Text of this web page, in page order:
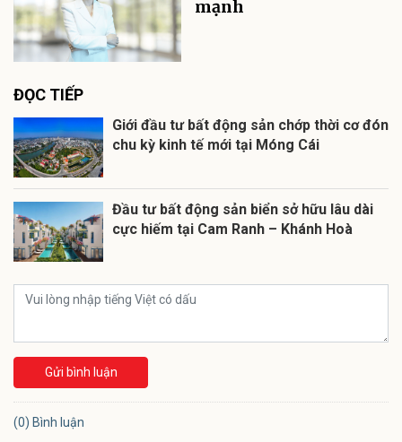
mạnh
ĐỌC TIẾP
Giới đầu tư bất động sản chớp thời cơ đón
chu kỳ kinh tế mới tại Móng Cái
Đầu tư bất động sản biển sở hữu lâu dài
cực hiếm tại Cam Ranh – Khánh Hoà
Gửi bình luận
(0) Bình luận